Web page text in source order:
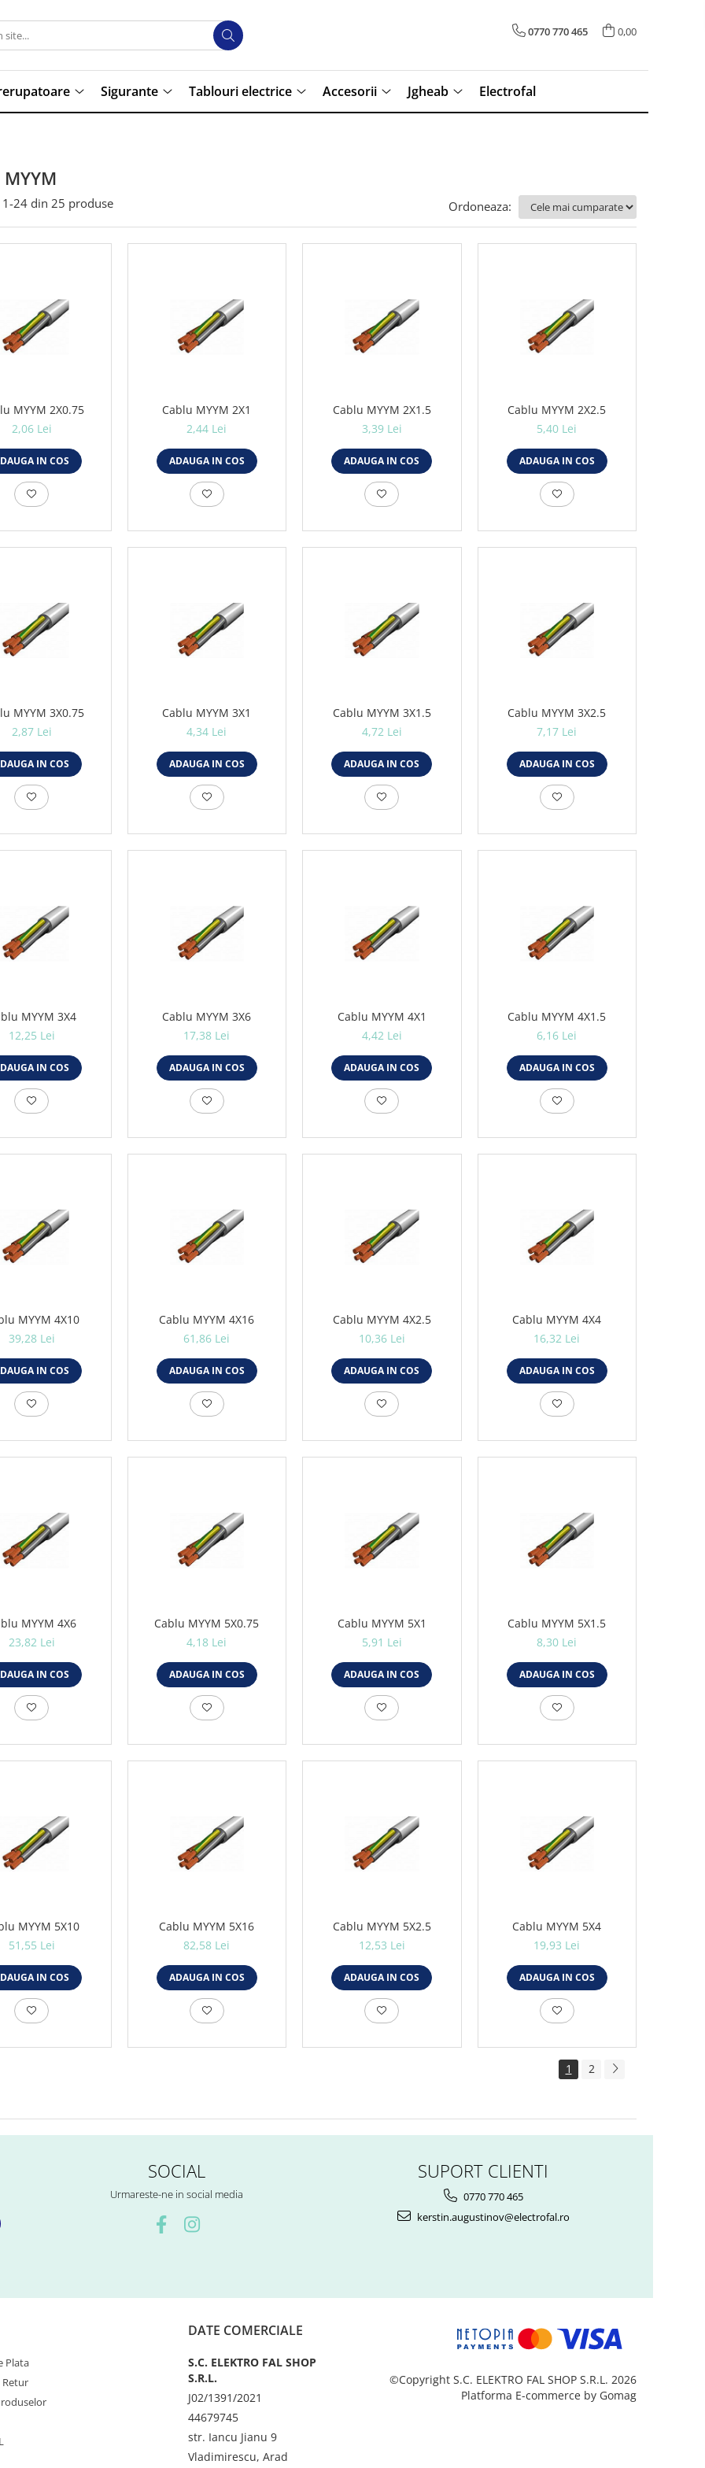
0770 770 465 0,00
Sigurante Tablouri electrice Accesorii Jgheab Electrofal
1-24 din 25 produse Ordoneaza:
MYYM 2X0.75
2,06 Lei
IN COS
Cablu MYYM 2X1
2,44 Lei
ADAUGA IN COS
Cablu MYYM 2X1.5
3,39 Lei
ADAUGA IN COS
Cablu MYYM 2X2.5
5,40 Lei
ADAUGA IN COS
MYYM 3X0.75
2,87 Lei
IN COS
Cablu MYYM 3X1
4,34 Lei
ADAUGA IN COS
Cablu MYYM 3X1.5
4,72 Lei
ADAUGA IN COS
Cablu MYYM 3X2.5
7,17 Lei
ADAUGA IN COS
MYYM 3X4
12,25 Lei
IN COS
Cablu MYYM 3X6
17,38 Lei
ADAUGA IN COS
Cablu MYYM 4X1
4,42 Lei
ADAUGA IN COS
Cablu MYYM 4X1.5
6,16 Lei
ADAUGA IN COS
MYYM 4X10
39,28 Lei
IN COS
Cablu MYYM 4X16
61,86 Lei
ADAUGA IN COS
Cablu MYYM 4X2.5
10,36 Lei
ADAUGA IN COS
Cablu MYYM 4X4
16,32 Lei
ADAUGA IN COS
MYYM 4X6
23,82 Lei
IN COS
Cablu MYYM 5X0.75
4,18 Lei
ADAUGA IN COS
Cablu MYYM 5X1
5,91 Lei
ADAUGA IN COS
Cablu MYYM 5X1.5
8,30 Lei
ADAUGA IN COS
MYYM 5X10
51,55 Lei
IN COS
Cablu MYYM 5X16
82,58 Lei
ADAUGA IN COS
Cablu MYYM 5X2.5
12,53 Lei
ADAUGA IN COS
Cablu MYYM 5X4
19,93 Lei
ADAUGA IN COS
1 2
SOCIAL
Urmareste-ne in social media
SUPORT CLIENTI
0770 770 465
kerstin.augustinov@electrofal.ro
Plata
Retur
DATE COMERCIALE
S.C. ELEKTRO FAL SHOP
S.R.L.
J02/1391/2021
44679745
str. Iancu Jianu 9
Vladimirescu, Arad
©Copyright S.C. ELEKTRO FAL SHOP S.R.L. 2026
Platforma E-commerce by Gomag